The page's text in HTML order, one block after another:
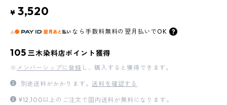
¥ 3,520
なら 手数料無料の 翌月払いでOK
105 三木染料店ポイント獲得
※ メンバーシップに登録 し、購入すると獲得できます。
別途送料がかかります。送料を確認する
¥12,100以上のご注文で国内送料が無料になります。